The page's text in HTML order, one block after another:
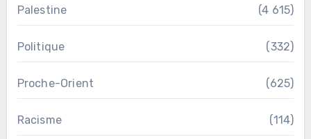
Palestine (4 615)
Politique (332)
Proche-Orient (625)
Racisme (114)